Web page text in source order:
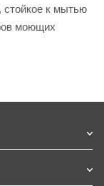
стойкое к мытью
моющих